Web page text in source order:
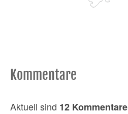
Kommentare
Aktuell sind 12 Kommentare